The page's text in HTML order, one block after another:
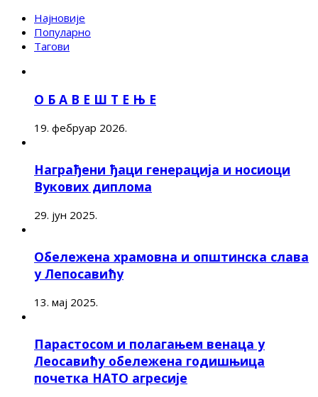
Најновије
Популарно
Тагови
О Б А В Е Ш Т Е Њ Е
19. фебруар 2026.
Награђени ђаци генерација и носиоци
Вукових диплома
29. јун 2025.
Обележена храмовна и општинска слава
у Лепосавићу
13. мај 2025.
Парастосом и полагањем венаца у
Леосавићу обележена годишњица
почетка НАТО агресије